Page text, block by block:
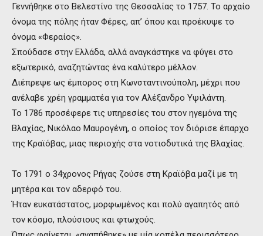
Γεννήθηκε στο Βελεστίνο της Θεσσαλίας το 1757. Το αρχαίο
όνομα της πόλης ήταν Φέρες, απ’ όπου και προέκυψε το
όνομα «Φεραίος».
Σπούδασε στην Ελλάδα, αλλά αναγκάστηκε να φύγει στο
εξωτερικό, αναζητώντας ένα καλύτερο μέλλον.
Διέπρεψε ως έμπορος στη Κωνσταντινούπολη, μέχρι που
ανέλαβε χρέη γραμματέα για τον Αλέξανδρο Υψιλάντη.
Το 1786 προσέφερε τις υπηρεσίες του στον ηγεμόνα της
Βλαχίας, Νικόλαο Μαυρογένη, ο οποίος τον διόρισε έπαρχο
της Κραϊόβας, μιας περιοχής στα νοτιοδυτικά της Βλαχίας.
To 1791 o 34χρονος Ρήγας ζούσε στη Κραϊόβα μαζί με τη
μητέρα και τον αδερφό του.
Ήταν ευκατάστατος, μορφωμένος και πολύ αγαπητός από
τον κόσμο, πλούσιους και φτωχούς.